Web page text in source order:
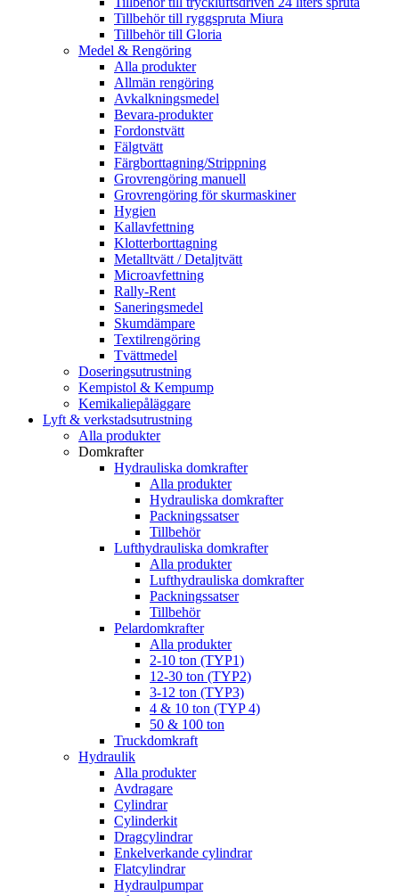
Tillbehör till ryggspruta Miura
Tillbehör till Gloria
Medel & Rengöring
Alla produkter
Allmän rengöring
Avkalkningsmedel
Bevara-produkter
Fordonstvätt
Fälgtvätt
Färgborttagning/Strippning
Grovrengöring manuell
Grovrengöring för skurmaskiner
Hygien
Kallavfettning
Klotterborttagning
Metalltvätt / Detaljtvätt
Microavfettning
Rally-Rent
Saneringsmedel
Skumdämpare
Textilrengöring
Tvättmedel
Doseringsutrustning
Kempistol & Kempump
Kemikaliepåläggare
Lyft & verkstadsutrustning
Alla produkter
Domkrafter
Hydrauliska domkrafter
Alla produkter
Hydrauliska domkrafter
Packningssatser
Tillbehör
Lufthydrauliska domkrafter
Alla produkter
Lufthydrauliska domkrafter
Packningssatser
Tillbehör
Pelardomkrafter
Alla produkter
2-10 ton (TYP1)
12-30 ton (TYP2)
3-12 ton (TYP3)
4 & 10 ton (TYP 4)
50 & 100 ton
Truckdomkraft
Hydraulik
Alla produkter
Avdragare
Cylindrar
Cylinderkit
Dragcylindrar
Enkelverkande cylindrar
Flatcylindrar
Hydraulpumpar